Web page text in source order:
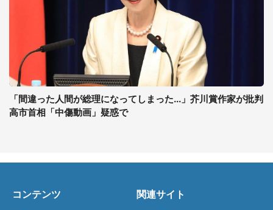
「間違った人間が総理になってしまった...」芥川賞作家が批判
高市首相「中傷動画」疑惑で
コンテンツ 関連サイト